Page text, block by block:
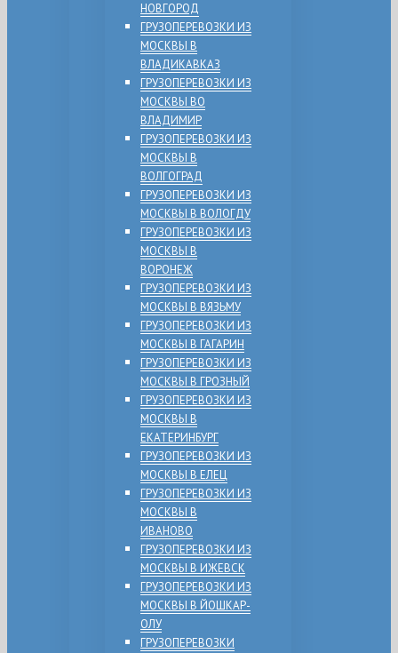
НОВГОРОД
ГРУЗОПЕРЕВОЗКИ ИЗ
МОСКВЫ В
ВЛАДИКАВКАЗ
ГРУЗОПЕРЕВОЗКИ ИЗ
МОСКВЫ ВО
ВЛАДИМИР
ГРУЗОПЕРЕВОЗКИ ИЗ
МОСКВЫ В
ВОЛГОГРАД
ГРУЗОПЕРЕВОЗКИ ИЗ
МОСКВЫ В ВОЛОГДУ
ГРУЗОПЕРЕВОЗКИ ИЗ
МОСКВЫ В
ВОРОНЕЖ
ГРУЗОПЕРЕВОЗКИ ИЗ
МОСКВЫ В ВЯЗЬМУ
ГРУЗОПЕРЕВОЗКИ ИЗ
МОСКВЫ В ГАГАРИН
ГРУЗОПЕРЕВОЗКИ ИЗ
МОСКВЫ В ГРОЗНЫЙ
ГРУЗОПЕРЕВОЗКИ ИЗ
МОСКВЫ В
ЕКАТЕРИНБУРГ
ГРУЗОПЕРЕВОЗКИ ИЗ
МОСКВЫ В ЕЛЕЦ
ГРУЗОПЕРЕВОЗКИ ИЗ
МОСКВЫ В
ИВАНОВО
ГРУЗОПЕРЕВОЗКИ ИЗ
МОСКВЫ В ИЖЕВСК
ГРУЗОПЕРЕВОЗКИ ИЗ
МОСКВЫ В ЙОШКАР-
ОЛУ
ГРУЗОПЕРЕВОЗКИ